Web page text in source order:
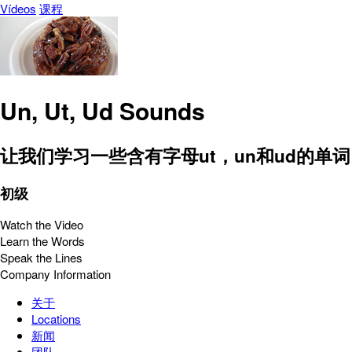
Vídeos 课程
Un, Ut, Ud Sounds
让我们学习一些含有字母ut，un和ud的单
初级
Watch the Video
Learn the Words
Speak the Lines
Company Information
关于
Locations
新闻